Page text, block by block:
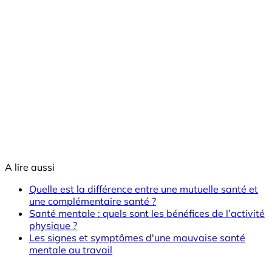
A lire aussi
Quelle est la différence entre une mutuelle santé et
une complémentaire santé ?
Santé mentale : quels sont les bénéfices de l’activité
physique ?
Les signes et symptômes d'une mauvaise santé
mentale au travail